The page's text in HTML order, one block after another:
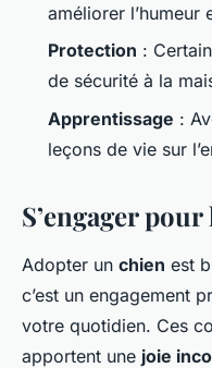
améliorer l’humeur
Protection :
de sécurité à la
Apprentissage :
leçons de vie sur
S’engager
Adopter un chien est
c’est un engagement
votre quotidien. Ces
apportent une joie